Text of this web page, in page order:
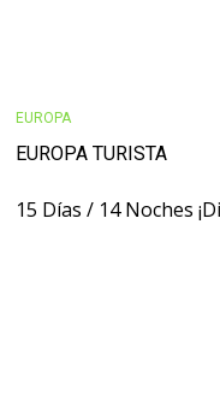
EUROPA
EUROPA TURISTA
15 Días / 14 Noches